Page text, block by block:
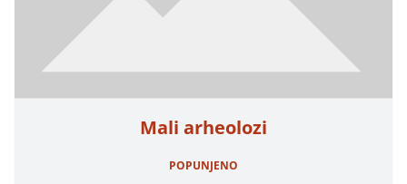
Mali arheolozi
POPUNJENO